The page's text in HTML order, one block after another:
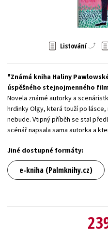
Listování
Známá kniha Haliny
úspěšného stejnojmenného
Novela známé autorky a
hrdinky Olgy, která touží po
nebude. Vtipný příběh se stal
scénář napsala sama autorka a
Jiné dostupné formáty:
e-kniha (Palmknihy.cz)